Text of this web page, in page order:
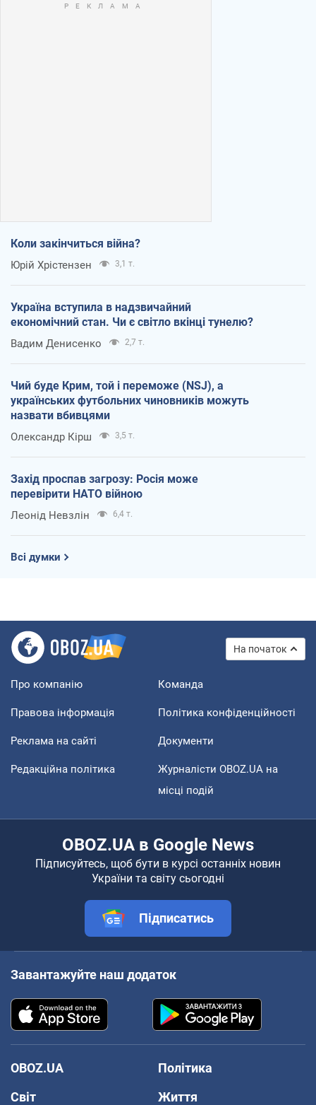
Коли закінчиться війна?
Юрій Хрістензен 3,1 т.
Україна вступила в надзвичайний
економічний стан. Чи є світло вкінці тунелю?
Вадим Денисенко 2,7 т.
Чий буде Крим, той і переможе (NSJ), а
українських футбольних чиновників можуть
назвати вбивцями
Олександр Кірш 3,5 т.
Захід проспав загрозу: Росія може
перевірити НАТО війною
Леонід Невзлін 6,4 т.
Всі думки
На початок
Про компанію Команда
Правова інформація Політика конфіденційності
Реклама на сайті Документи
Редакційна політика
Журналісти OBOZ.UA на
місці подій
OBOZ.UA в Google News
Підписуйтесь, щоб бути в курсі останніх новин
України та світу сьогодні
Підписатись
Завантажуйте наш додаток
OBOZ.UA
Політика
Світ
Життя